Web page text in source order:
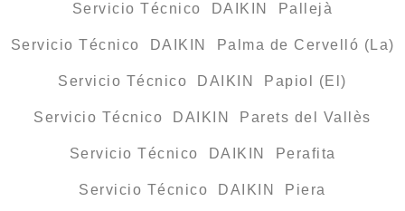
Servicio Técnico DAIKIN Pallejà
Servicio Técnico DAIKIN Palma de Cervelló (La)
Servicio Técnico DAIKIN Papiol (El)
Servicio Técnico DAIKIN Parets del Vallès
Servicio Técnico DAIKIN Perafita
Servicio Técnico DAIKIN Piera